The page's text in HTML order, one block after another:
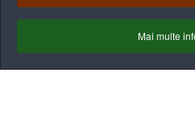
Mai multe